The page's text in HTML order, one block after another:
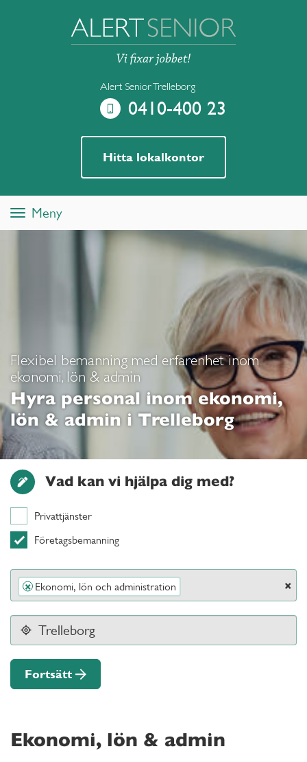
Alert Senior Trelleborg
0410-400 23
Hitta lokalkontor
ToggleMeny
Flexibel bemanning med erfarenhet inom
ekonomi, lön & admin
Hyra personal inom ekonomi,
lön & admin i Trelleborg
Vad kan vi hjälpa dig med?
Privattjänster
Företagsbemanning
×
× Ekonomi, lön och administration
Fortsätt
Ekonomi, lön & admin